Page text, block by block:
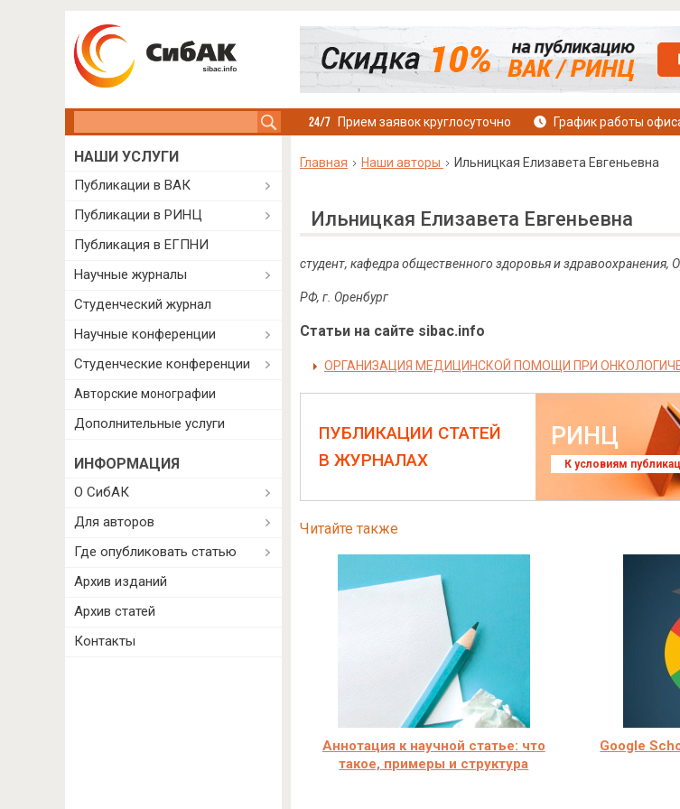
Прием заявок круглосуточно График работы
Главная Наши авторы Ильницкая Елизавета Евгеньевна
Ильницкая Елизавета Евгеньевна
студент, кафедра общественного здоровья и здравоохранения,
РФ, г. Оренбург
Статьи на сайте sibac.info
ОРГАНИЗАЦИЯ МЕДИЦИНСКОЙ ПОМОЩИ ПРИ
ПУБЛИКАЦИИ СТАТЕЙ
В ЖУРНАЛАХ
РИНЦ
К условиям
Читайте также
Аннотация к научной статье: что
такое, примеры и структура
Google
НАШИ УСЛУГИ
Публикации в ВАК
Публикации в РИНЦ
Публикация в ЕГПНИ
Научные журналы
Студенческий журнал
Научные конференции
Студенческие конференции
Авторские монографии
Дополнительные услуги
ИНФОРМАЦИЯ
О СибАК
Для авторов
Где опубликовать статью
Архив изданий
Архив статей
Контакты